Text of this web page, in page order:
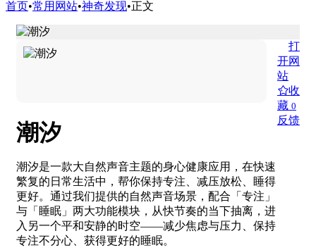
首页•常用网站•神奇发现•正文
潮汐
潮汐是一款大自然声音主题的身心健康应用，在快速
繁复的日常生活中，帮你保持专注、减压放松、睡得
更好。通过我们提供的自然声音场景，配合「专注」
与「睡眠」两大功能模块，从快节奏的当下抽离，进
入另一个平和安静的时空——减少焦虑与压力、保持
专注不分心、获得更好的睡眠。
打
开网
站
收
藏 0
反馈